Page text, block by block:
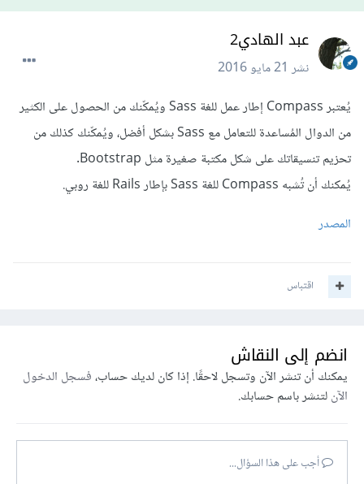
عبد الهادي2
نشر21 مايو 2016
يُعتبر Compass إطار عمل للغة Sass ويُمكّنك من الحصول على الكثير
من الدوال المُساعدة للتعامل مع Sass بشكل أفضل، ويُمكّنك كذلك من
تحزيم تنسيقاتك على شكل مكتبة صغيرة مثل Bootstrap.
يُمكنك أن تُشبه Compass للغة Sass بإطار Rails للغة روبي.
المصدر
اقتباس
انضم إلى النقاش
يمكنك أن تنشر الآن وتسجل لاحقًا. إذا كان لديك حساب،فسجل الدخول
الآنلتنشر باسم حسابك.
أجب على هذا السؤال...